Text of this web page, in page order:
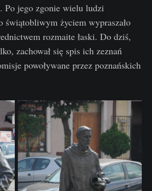
Po jego zgonie wielu ludzi
świątobliwym życiem wypraszało
rozmaite łaski. Do dziś,
zachował się spis ich zeznań
powoływane przez poznańskich